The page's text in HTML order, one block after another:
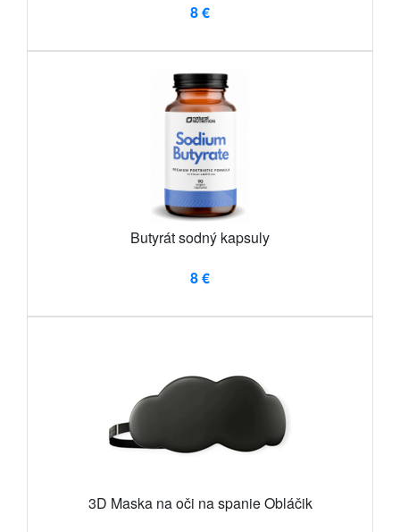
8 €
Butyrát sodný kapsuly
8 €
3D Maska na oči na spanie Obláčik